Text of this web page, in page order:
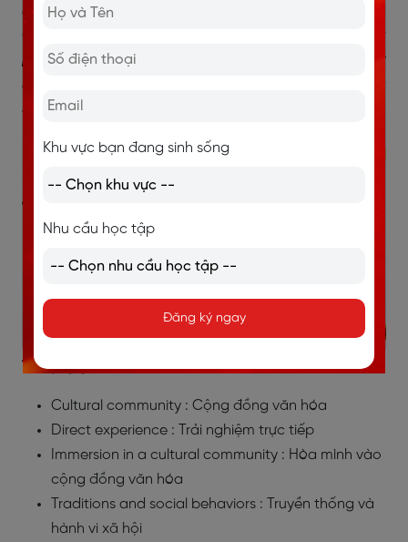
hóa còn giúp hiểu không chỉ cách giao tiếp mà còn
cách con người suy nghĩ và biểu đạt. Kết hợp các
phương pháp này sẽ mang lại cái nhìn toàn diện và
nuôi dưỡng sự trân trọng thực sự đối với một nền văn
hóa khác.
Từ vựng ghi điểm:
Cultural community : Cộng đồng văn hóa
Direct experience : Trải nghiệm trực tiếp
Immersion in a cultural community : Hòa mình vào
cộng đồng văn hóa
Traditions and social behaviors : Truyền thống và
hành vi xã hội
Khu vực bạn đang sinh sống
Nhu cầu học tập
Đăng ký ngay